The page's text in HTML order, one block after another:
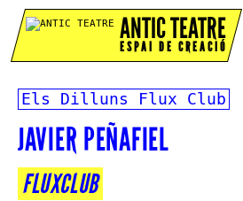
ANTIC TEATRE
ESPAI DE CREACIÓ
Els Dilluns Flux Club
JAVIER PEÑAFIEL
FLUXCLUB